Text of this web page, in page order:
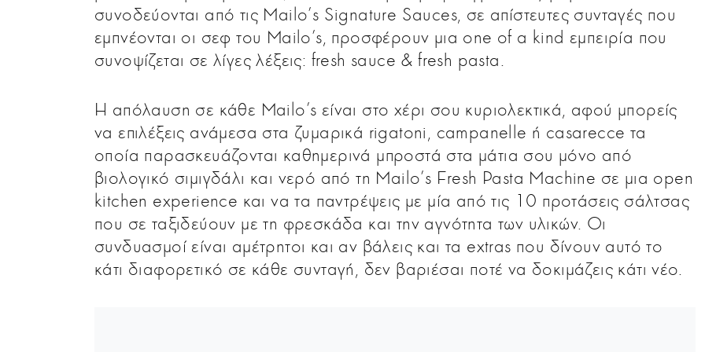
συνοδεύονται από τις Mailo’s Signature Sauces, σε απίστευτες συνταγές που
εμπνέονται οι σεφ του Mailo’s, προσφέρουν μια one of a kind εμπειρία που
συνοψίζεται σε λίγες λέξεις: fresh sauce & fresh pasta.
Η απόλαυση σε κάθε Mailo’s είναι στο χέρι σου κυριολεκτικά, αφού μπορείς
να επιλέξεις ανάμεσα στα ζυμαρικά rigatoni, campanelle ή casarecce τα
οποία παρασκευάζονται καθημερινά μπροστά στα μάτια σου μόνο από
βιολογικό σιμιγδάλι και νερό από τη Mailo’s Fresh Pasta Machine σε μια open
kitchen experience και να τα παντρέψεις με μία από τις 10 προτάσεις σάλτσας
που σε ταξιδεύουν με τη φρεσκάδα και την αγνότητα των υλικών. Οι
συνδυασμοί είναι αμέτρητοι και αν βάλεις και τα extras που δίνουν αυτό το
κάτι διαφορετικό σε κάθε συνταγή, δεν βαριέσαι ποτέ να δοκιμάζεις κάτι νέο.